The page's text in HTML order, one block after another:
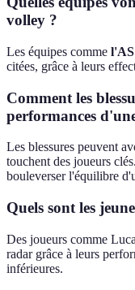
volley ?
Les équipes comme l'AS
citées, grâce à leurs
Comment les
performances
Les blessures peuvent
touchent des joueurs
bouleverser l'équilibre
Quels sont les
Des joueurs comme
radar grâce à leurs
inférieures.